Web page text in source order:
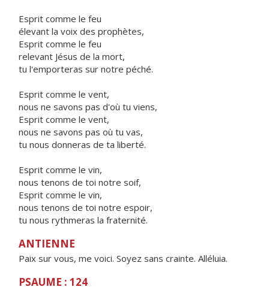
Esprit comme le feu
élevant la voix des prophètes,
Esprit comme le feu
relevant Jésus de la mort,
tu l'emporteras sur notre péché.
Esprit comme le vent,
nous ne savons pas d'où tu viens,
Esprit comme le vent,
nous ne savons pas où tu vas,
tu nous donneras de ta liberté.
Esprit comme le vin,
nous tenons de toi notre soif,
Esprit comme le vin,
nous tenons de toi notre espoir,
tu nous rythmeras la fraternité.
ANTIENNE
Paix sur vous, me voici. Soyez sans crainte. Alléluia.
PSAUME : 124